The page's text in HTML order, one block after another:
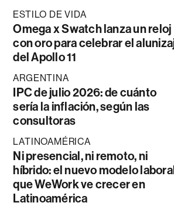
ESTILO DE VIDA
Omega x Swatch lanza un reloj
con oro para celebrar el
del Apollo 11
ARGENTINA
IPC de julio 2026: de cuánto
sería la inflación, según las
consultoras
LATINOAMÉRICA
Ni presencial, ni remoto, ni
híbrido: el nuevo modelo
que WeWork ve crecer en
Latinoamérica